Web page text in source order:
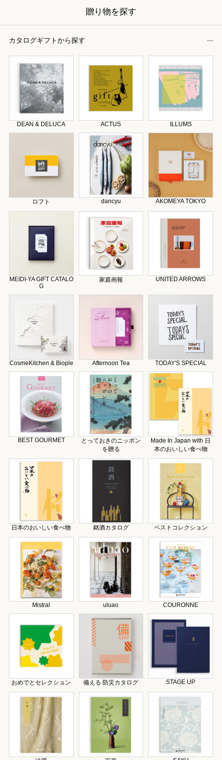
贈り物を探す
カタログギフトから探す
DEAN & DELUCA ACTUS ILLUMS
ロフト dancyu AKOMEYA TOKYO
MEIDI-YA GIFT CATALO
G
家庭画報 UNITED ARROWS
CosmeKitchen & Biople Afternoon Tea TODAY'S SPECIAL
BEST GOURMET
とっておきのニッポン
を贈る
Made In Japan with 日
本のおいしい食べ物
日本のおいしい食べ物 銘酒カタログ ベストコレクション
Mistral uluao COURONNE
おめでとセレクション 備える 防災カタログ STAGE UP